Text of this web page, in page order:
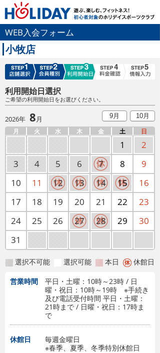
WEB入会フォーム
小牧店
利用開始日選択
ご希望の利用開始日をお選びください。
2026年 8月 9月 10月
月 火 水 木 金 土 日
1
2
3
4 5 6 7 8
9
10
11 12 13 14 15
16
17
18 19 20 21 22
23
24
25 26 27 28 29
30
31
選択不可能 選択可能 本日 休館日
営業時間
平日・土曜：10時～23時 / 日
曜・祝日：10時～19時 ※手続き
及び電話受付時間 平日・土曜：
21時まで / 日曜・祝日：17時ま
で
休館日
毎週金曜日
※春季、夏季、冬季特別休館日